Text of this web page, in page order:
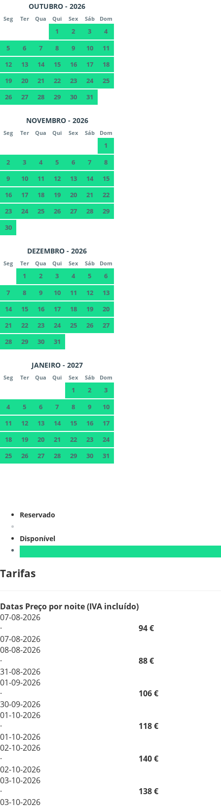
OUTUBRO - 2026
Seg Ter Qua Qui Sex Sáb Dom
1 2 3
4
5
6 7 8 9 10
11
12
13 14 15 16 17
18
19
20 21 22 23 24
25
26
27 28 29 30 31
NOVEMBRO - 2026
Seg Ter Qua Qui Sex Sáb Dom
1
2
3 4 5 6 7
8
9
10 11 12 13 14
15
16
17 18 19 20 21
22
23
24 25 26 27 28
29
30
DEZEMBRO - 2026
Seg Ter Qua Qui Sex Sáb Dom
1 2 3 4 5
6
7
8 9 10 11 12
13
14
15 16 17 18 19
20
21
22 23 24 25 26
27
28
29 30 31
JANEIRO - 2027
Seg Ter Qua Qui Sex Sáb Dom
1 2
3
4
5 6 7 8 9
10
11
12 13 14 15 16
17
18
19 20 21 22 23
24
25
26 27 28 29 30 31
Reservado
Disponível
Tarifas
Datas Preço por noite (IVA incluído)
07-08-2026
·
07-08-2026
94 €
08-08-2026
·
31-08-2026
88 €
01-09-2026
·
30-09-2026
106 €
01-10-2026
·
01-10-2026
118 €
02-10-2026
·
02-10-2026
140 €
03-10-2026
·
03-10-2026
138 €